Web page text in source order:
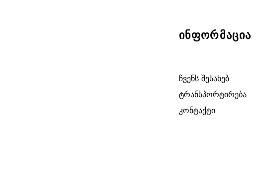
ინფორმაცია
ჩვენს შესახებ
ტრანსპორტირება
კონტაქტი